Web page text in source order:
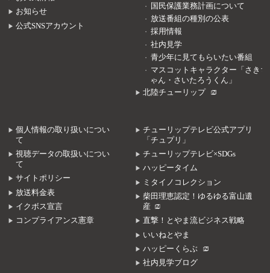
お知らせ
公式SNSアカウント
国民保護業務計画について
放送番組の種別の公表
採用情報
社内見学
青少年に見てもらいたい番組
マスコットキャラクター「さきち
ゃん・さいたろうくん」
北陸チューリップ
個人情報の取り扱いについ
て
視聴データの取扱いについ
て
サイトポリシー
放送料金表
イクボス宣言
コンプライアンス憲章
チューリップテレビ公式アプリ
「チュプリ」
チューリップテレビ×SDGs
ハッピータイム
ミタイノコレクション
柴田理恵認定！ゆるゆる富山遺
産
直撃！とやま流ビジネス戦略
いいねとやま
ハッピーくらぶ
社内見学ブログ